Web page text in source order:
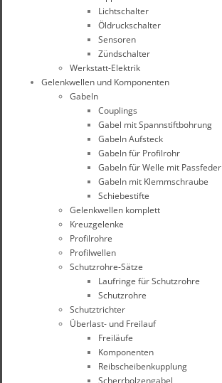
Lichtschalter
Öldruckschalter
Sensoren
Zündschalter
Werkstatt-Elektrik
Gelenkwellen und Komponenten
Gabeln
Couplings
Gabel mit Spannstiftbohrung
Gabeln Aufsteck
Gabeln für Profilrohr
Gabeln für Welle mit Passfeder
Gabeln mit Klemmschraube
Schiebestifte
Gelenkwellen komplett
Kreuzgelenke
Profilrohre
Profilwellen
Schutzrohre-Sätze
Laufringe für Schutzrohre
Schutzrohre
Schutztrichter
Überlast- und Freilauf
Freiläufe
Komponenten
Reibscheibenkupplung
Scherrbolzengabel